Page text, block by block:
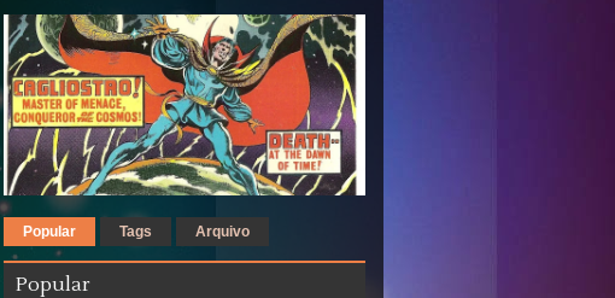
Popular Tags Arquivo
Popular